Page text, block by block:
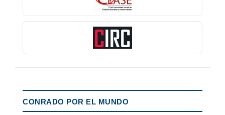
CONRADO POR EL MUNDO